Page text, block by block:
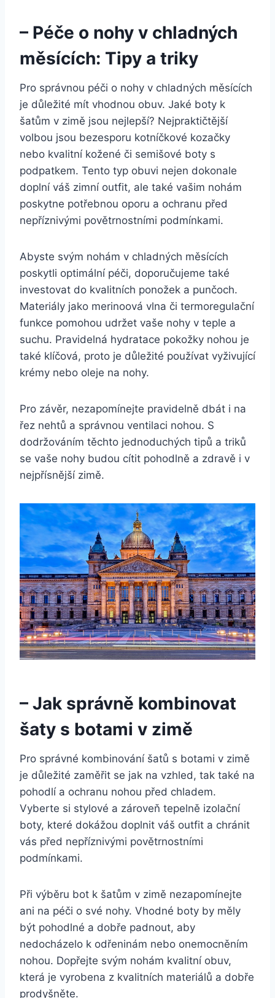
– ‍Péče o nohy v chladných
měsících:⁢ Tipy a⁣ triky
Pro správnou péči o nohy v chladných měsících
je důležité mít vhodnou obuv. Jaké boty k
šatům v‍ zimě jsou nejlepší? Nejpraktičtější
volbou jsou bezesporu kotníčkové kozačky
nebo kvalitní⁢ kožené či semišové boty ⁣s
podpatkem. Tento typ obuvi nejen dokonale
doplní váš zimní outfit, ale také vašim nohám
poskytne ⁢potřebnou oporu a ochranu před
nepříznivými povětrnostními podmínkami.
Abyste svým nohám v​ chladných měsících
poskytli ​optimální péči, doporučujeme ⁢také
investovat do kvalitních ponožek a punčoch.
Materiály jako merinoová vlna či termoregulační
funkce pomohou udržet vaše nohy v teple a
suchu. Pravidelná hydratace pokožky‍ nohou je
také‌ klíčová, proto je důležité používat vyživující
krémy nebo oleje na nohy.
Pro závěr, nezapomínejte pravidelně‌ dbát i na
řez nehtů a správnou ventilaci nohou. S
dodržováním těchto jednoduchých tipů a triků
se vaše nohy budou cítit pohodlně a ⁣zdravě i⁤ v
nejpřísnější zimě.
– Jak správně kombinovat
šaty s botami v ⁣zimě
Pro​ správné kombinování šatů s botami v zimě
je důležité zaměřit se jak na vzhled, tak také na
pohodlí a ochranu nohou před chladem.
Vyberte si stylové a zároveň tepelně izolační
boty, které dokážou‍ doplnit váš outfit a chránit⁤
vás před nepříznivými povětrnostními
podmínkami.
Při výběru bot k šatům v zimě nezapomínejte
ani na péči o své nohy. Vhodné boty by měly
být pohodlné a dobře padnout, aby
nedocházelo ⁤k odřeninám nebo onemocněním
nohou. Dopřejte⁢ svým nohám kvalitní obuv,
která je vyrobena z kvalitních ‍materiálů a dobře
prodyšněte.